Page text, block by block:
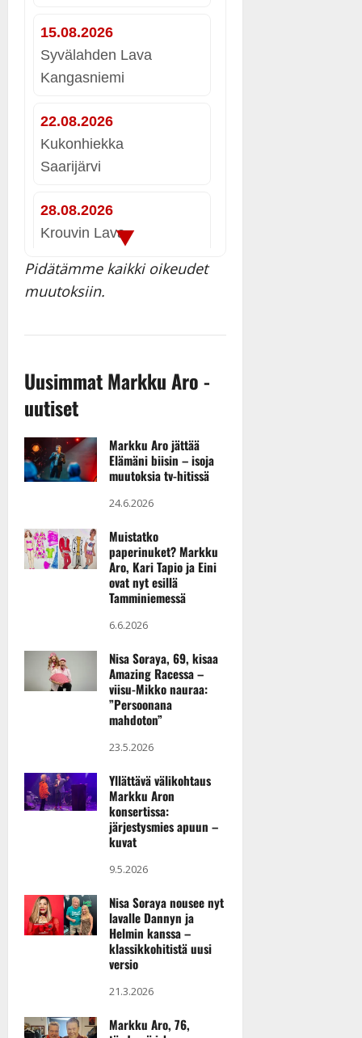
15.08.2026
Syvälahden Lava
Kangasniemi
22.08.2026
Kukonhiekka
Saarijärvi
28.08.2026
Krouvin Lava
29.08.2026
04.09.2026
Hangan Lava
05.09.2026
Rönnin Lava
12.09.2026
Kalliojärven
13.09.2026
Haikan lava
Hki-Pavi
Vantaa
Baltic Princess
Turku
10.10.2026
Aronkeidas
14.10.2026
▼
Pidätämme kaikki oikeudet
muutoksiin.
Uusimmat Markku Aro -
uutiset
Markku Aro jättää
Elämäni biisin – isoja
muutoksia tv-hitissä
24.6.2026
Muistatko
paperinuket? Markku
Aro, Kari Tapio ja Eini
ovat nyt esillä
Tamminiemessä
6.6.2026
Nisa Soraya, 69, kisaa
Amazing Racessa –
viisu-Mikko nauraa:
”Persoonana
mahdoton”
23.5.2026
Yllättävä välikohtaus
Markku Aron
konsertissa:
järjestysmies apuun –
kuvat
9.5.2026
Nisa Soraya nousee nyt
lavalle Dannyn ja
Helmin kanssa –
klassikkohitistä uusi
versio
21.3.2026
Markku Aro, 76,